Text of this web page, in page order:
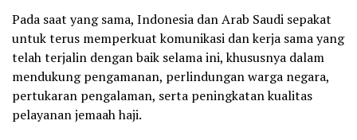
Pada saat yang sama, Indonesia dan Arab Saudi sepakat
untuk terus memperkuat komunikasi dan kerja sama yang
telah terjalin dengan baik selama ini, khususnya dalam
mendukung pengamanan, perlindungan warga negara,
pertukaran pengalaman, serta peningkatan kualitas
pelayanan jemaah haji.